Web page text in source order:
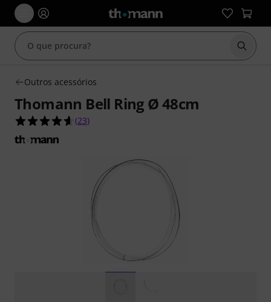
Iniciar
Outros acessórios
Thomann Bell Ring Ø 48cm
4.6 de 5 estrelas de 23 avaliações de clientes
(23)